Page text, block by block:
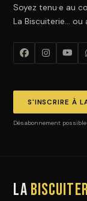
Soyez tenu·e au
La Biscuiterie… ou
S'INSCRIRE À
Désabonnement
La